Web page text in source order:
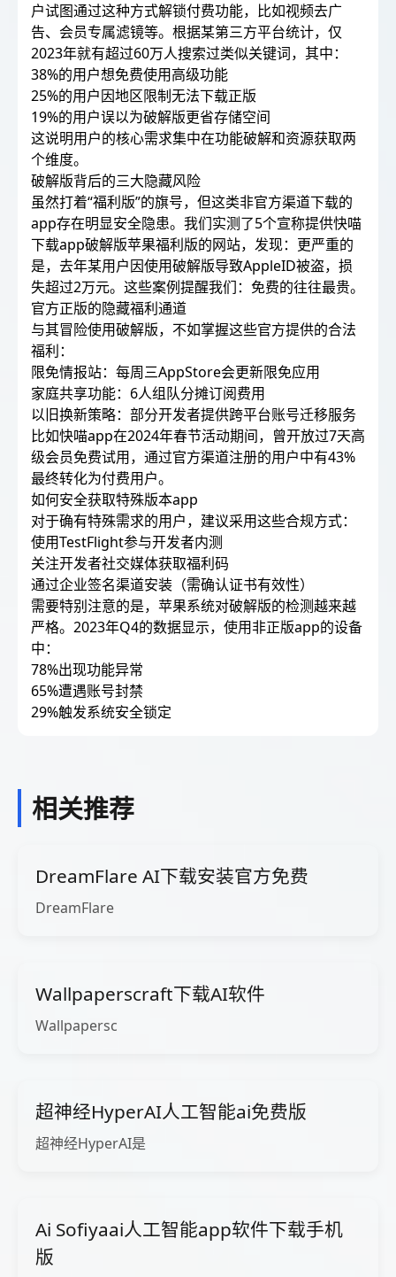
户试图通过这种方式解锁付费功能，比如视频去广
告、会员专属滤镜等。根据某第三方平台统计，仅
2023年就有超过60万人搜索过类似关键词，其中：
38%的用户想免费使用高级功能
25%的用户因地区限制无法下载正版
19%的用户误以为破解版更省存储空间
这说明用户的核心需求集中在功能破解和资源获取两
个维度。
破解版背后的三大隐藏风险
虽然打着“福利版”的旗号，但这类非官方渠道下载的
app存在明显安全隐患。我们实测了5个宣称提供快喵
下载app破解版苹果福利版的网站，发现：更严重的
是，去年某用户因使用破解版导致AppleID被盗，损
失超过2万元。这些案例提醒我们：免费的往往最贵。
官方正版的隐藏福利通道
与其冒险使用破解版，不如掌握这些官方提供的合法
福利：
限免情报站：每周三AppStore会更新限免应用
家庭共享功能：6人组队分摊订阅费用
以旧换新策略：部分开发者提供跨平台账号迁移服务
比如快喵app在2024年春节活动期间，曾开放过7天高
级会员免费试用，通过官方渠道注册的用户中有43%
最终转化为付费用户。
如何安全获取特殊版本app
对于确有特殊需求的用户，建议采用这些合规方式：
使用TestFlight参与开发者内测
关注开发者社交媒体获取福利码
通过企业签名渠道安装（需确认证书有效性）
需要特别注意的是，苹果系统对破解版的检测越来越
严格。2023年Q4的数据显示，使用非正版app的设备
中：
78%出现功能异常
65%遭遇账号封禁
29%触发系统安全锁定
相关推荐
DreamFlare AI下载安装官方免费
DreamFlare
Wallpaperscraft下载AI软件
Wallpapersc
超神经HyperAI人工智能ai免费版
超神经HyperAI是
Ai Sofiyaai人工智能app软件下载手机
版